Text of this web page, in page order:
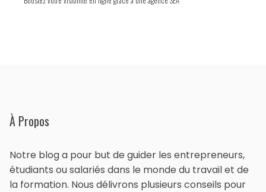
À Propos
Notre blog a pour but de guider les entrepreneurs,
étudiants ou salariés dans le monde du travail et de
la formation. Nous délivrons plusieurs conseils pour